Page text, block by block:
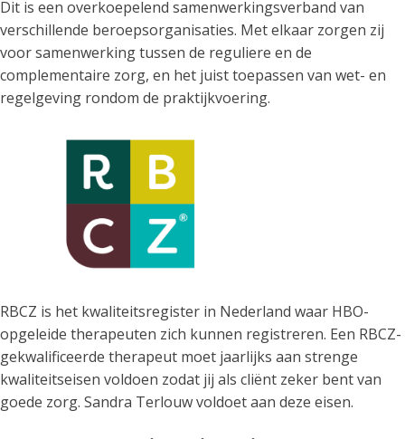
Dit is een overkoepelend samenwerkingsverband van
verschillende beroepsorganisaties. Met elkaar zorgen zij
voor samenwerking tussen de reguliere en de
complementaire zorg, en het juist toepassen van wet- en
regelgeving rondom de praktijkvoering.
RBCZ is het kwaliteitsregister in Nederland waar HBO-
opgeleide therapeuten zich kunnen registreren. Een RBCZ-
gekwalificeerde therapeut moet jaarlijks aan strenge
kwaliteitseisen voldoen zodat jij als cliënt zeker bent van
goede zorg. Sandra Terlouw voldoet aan deze eisen.